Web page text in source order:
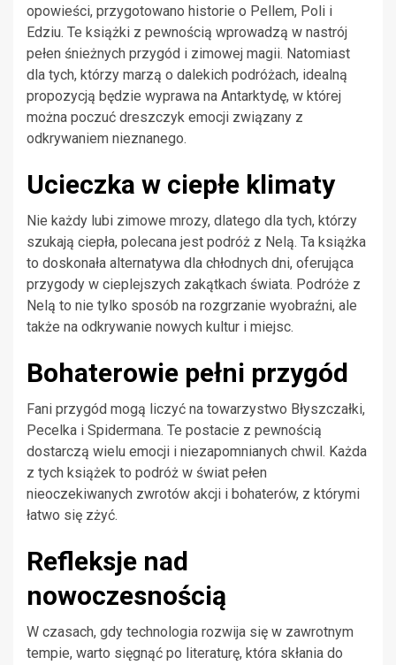
opowieści, przygotowano historie o Pellem, Poli i
Edziu. Te książki z pewnością wprowadzą w nastrój
pełen śnieżnych przygód i zimowej magii. Natomiast
dla tych, którzy marzą o dalekich podróżach, idealną
propozycją będzie wyprawa na Antarktydę, w której
można poczuć dreszczyk emocji związany z
odkrywaniem nieznanego.
Ucieczka w ciepłe klimaty
Nie każdy lubi zimowe mrozy, dlatego dla tych, którzy
szukają ciepła, polecana jest podróż z Nelą. Ta książka
to doskonała alternatywa dla chłodnych dni, oferująca
przygody w cieplejszych zakątkach świata. Podróże z
Nelą to nie tylko sposób na rozgrzanie wyobraźni, ale
także na odkrywanie nowych kultur i miejsc.
Bohaterowie pełni przygód
Fani przygód mogą liczyć na towarzystwo Błyszczałki,
Pecelka i Spidermana. Te postacie z pewnością
dostarczą wielu emocji i niezapomnianych chwil. Każda
z tych książek to podróż w świat pełen
nieoczekiwanych zwrotów akcji i bohaterów, z którymi
łatwo się zżyć.
Refleksje nad
nowoczesnością
W czasach, gdy technologia rozwija się w zawrotnym
tempie, warto sięgnąć po literaturę, która skłania do